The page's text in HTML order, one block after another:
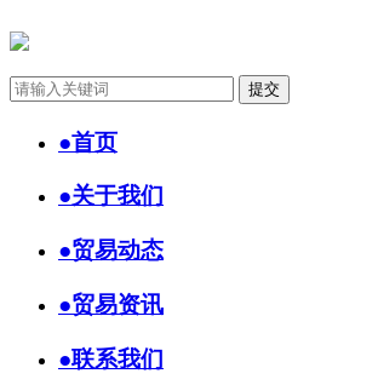
●首页
●关于我们
●贸易动态
●贸易资讯
●联系我们